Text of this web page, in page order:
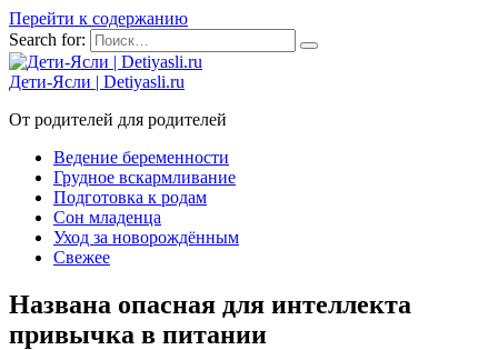
Перейти к содержанию
Search for:
Дети-Ясли | Detiyasli.ru
От родителей для родителей
Ведение беременности
Грудное вскармливание
Подготовка к родам
Сон младенца
Уход за новорождённым
Свежее
Названа опасная для интеллекта
привычка в питании